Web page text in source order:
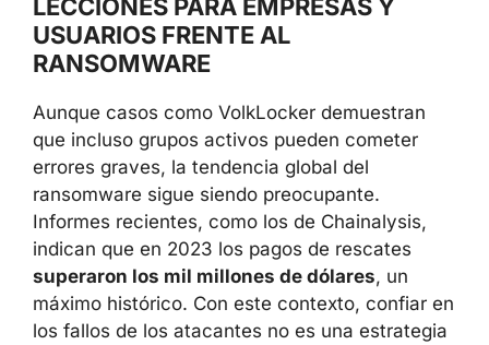
LECCIONES PARA EMPRESAS Y
USUARIOS FRENTE AL
RANSOMWARE
Aunque casos como VolkLocker demuestran
que incluso grupos activos pueden cometer
errores graves, la tendencia global del
ransomware sigue siendo preocupante.
Informes recientes, como los de Chainalysis,
indican que en 2023 los pagos de rescates
superaron los mil millones de dólares, un
máximo histórico. Con este contexto, confiar en
los fallos de los atacantes no es una estrategia